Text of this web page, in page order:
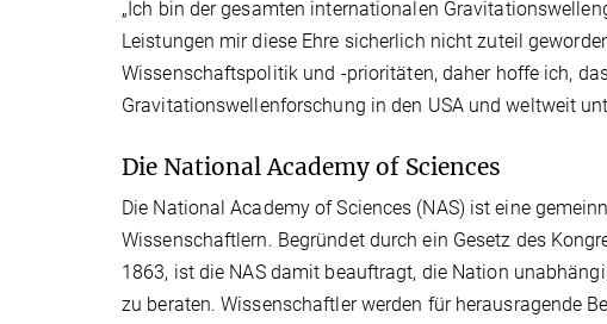
„Ich bin der gesamten internationalen
Leistungen mir diese Ehre sicherlich nicht zuteil
Wissenschaftspolitik und -prioritäten, daher hoffe ich,
Gravitationswellenforschung in den USA und weltweit
Die National Academy of Sciences
Die National Academy of Sciences (NAS) ist eine
Wissenschaftlern. Begründet durch ein Gesetz des
1863, ist die NAS damit beauftragt, die Nation
zu beraten. Wissenschaftler werden für herausragende